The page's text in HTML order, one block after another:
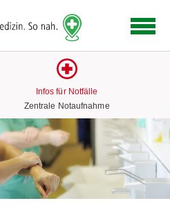
Link
zur
Startseite
Infos für Notfälle
Zentrale Notaufnahme